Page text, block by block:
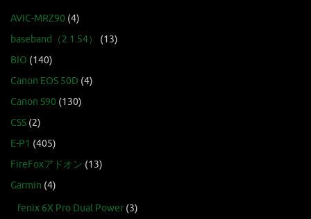
AVIC-MRZ90 (4)
baseband（2.1.54）
(13)
BIO (140)
Canon EOS 50D (4)
Canon S90 (130)
CSS (2)
E-P1 (405)
FireFoxアドオン (13)
Garmin (4)
fenix 6X Pro Dual Power (3)